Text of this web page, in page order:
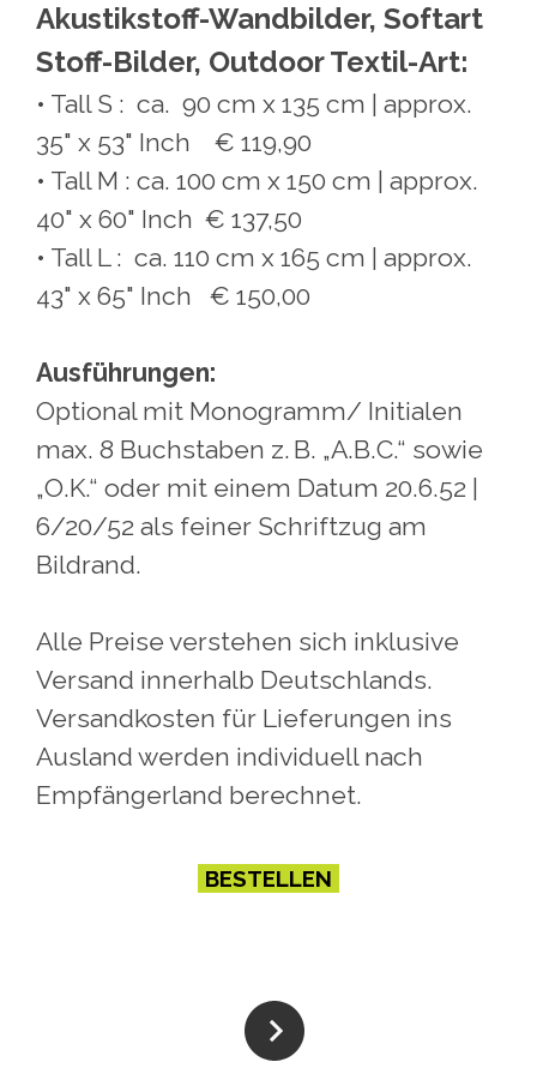
Akustikstoff-Wandbilder, Softart
Stoff-Bilder, Outdoor Textil-Art:
• Tall S : ca. 90 cm x 135 cm | approx.
35" x 53" Inch € 119,90
• Tall M : ca. 100 cm x 150 cm | approx.
40" x 60" Inch € 137,50
• Tall L : ca. 110 cm x 165 cm | approx.
43" x 65" Inch € 150,00
Ausführungen:
Optional mit Monogramm/ Initialen
max. 8 Buchstaben z. B. „A.B.C.“ sowie
„O.K.“ oder mit einem Datum 20.6.52 |
6/20/52 als feiner Schriftzug am
Bildrand.
Alle Preise verstehen sich inklusive
Versand innerhalb Deutschlands.
Versandkosten für Lieferungen ins
Ausland werden individuell nach
Empfängerland berechnet.
BESTELLEN